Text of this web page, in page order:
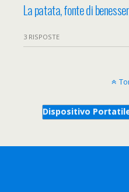
La patata, fonte di
3 RISPOSTE
Dispositivo